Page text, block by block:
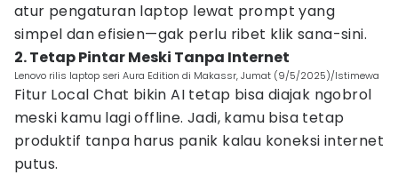
atur pengaturan laptop lewat prompt yang
simpel dan efisien—gak perlu ribet klik sana-sini.
2. Tetap Pintar Meski Tanpa Internet
Lenovo rilis laptop seri Aura Edition di Makassr, Jumat (9/5/2025)/Istimewa
Fitur Local Chat bikin AI tetap bisa diajak ngobrol
meski kamu lagi offline. Jadi, kamu bisa tetap
produktif tanpa harus panik kalau koneksi internet
putus.